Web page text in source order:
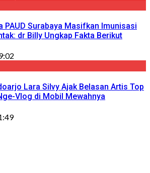
PAUD Surabaya Masifkan Imunisasi
dr Billy Ungkap Fakta Berikut
Lara Silvy Ajak Belasan Artis Top
Vlog di Mobil Mewahnya